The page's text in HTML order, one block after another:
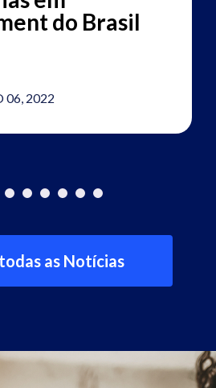
do Brasil
06, 2022
as Notícias